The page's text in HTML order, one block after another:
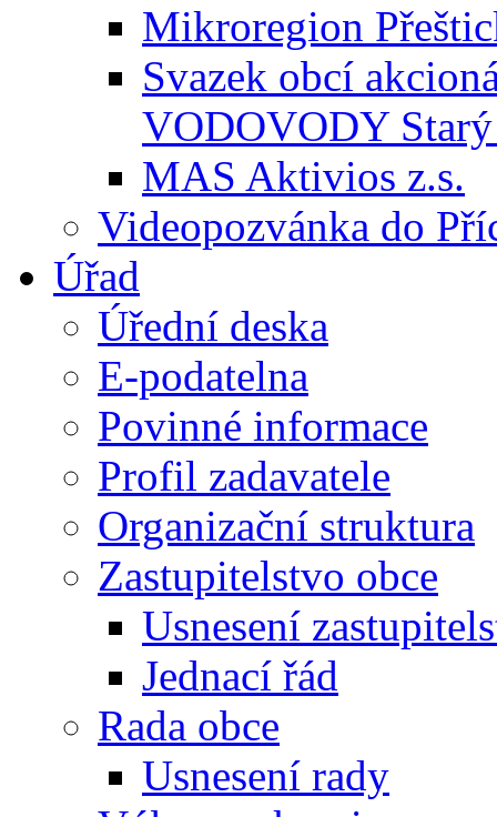
Mikroregion
Svazek obcí
VODOVODY Starý
MAS Aktivios z.s.
Videopozvánka do
Úřad
Úřední deska
E-podatelna
Povinné informace
Profil zadavatele
Organizační struktura
Zastupitelstvo obce
Usnesení
Jednací řád
Rada obce
Usnesení rady